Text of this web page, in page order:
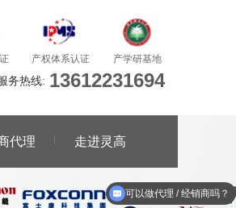
产权体系认证 产学研基地
务热线: 13612231694
代理 走进灵高
可以做代理 / 经销商吗？